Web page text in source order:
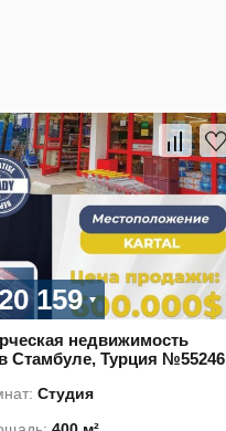
159
недвижимость
Стамбуле, Турция №55246
Студия